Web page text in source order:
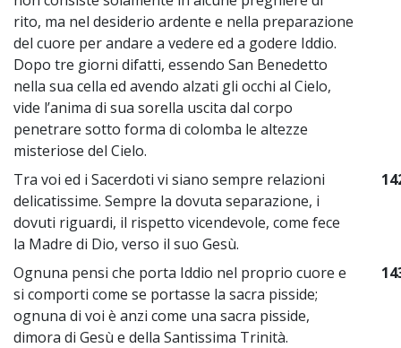
rito, ma nel desiderio ardente e nella preparazione
del cuore per andare a vedere ed a godere Iddio.
Dopo tre giorni difatti, essendo San Benedetto
nella sua cella ed avendo alzati gli occhi al Cielo,
vide l’anima di sua sorella uscita dal corpo
penetrare sotto forma di colomba le altezze
misteriose del Cielo.
Tra voi ed i Sacerdoti vi siano sempre relazioni
delicatissime. Sempre la dovuta separazione, i
dovuti riguardi, il rispetto vicendevole, come fece
la Madre di Dio, verso il suo Gesù.
Ognuna pensi che porta Iddio nel proprio cuore e
si comporti come se portasse la sacra pisside;
ognuna di voi è anzi come una sacra pisside,
dimora di Gesù e della Santissima Trinità.